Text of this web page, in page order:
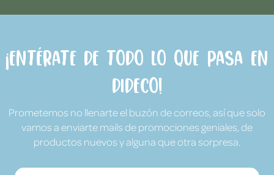
¡Entérate de todo lo que pasa en
Dideco!
Prometemos no llenarte el buzón de correos, así que solo
vamos a enviarte mails de promociones geniales, de
productos nuevos y alguna que otra sorpresa.